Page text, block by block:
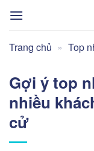
qua
dung
Trang chủ » Top
Gợi ý top
nhiều
cử